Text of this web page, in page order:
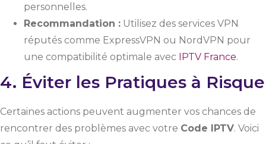
personnelles.
Recommandation : Utilisez des services VPN
réputés comme ExpressVPN ou NordVPN pour
une compatibilité optimale avec IPTV France.
4. Éviter les Pratiques à Risque
Certaines actions peuvent augmenter vos chances de
rencontrer des problèmes avec votre Code IPTV. Voici